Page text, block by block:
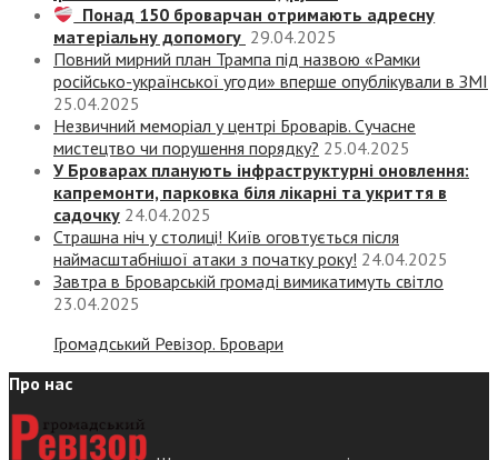
Понад 150 броварчан отримають адресну
матеріальну допомогу 29.04.2025
Повний мирний план Трампа під назвою «‎Рамки
російсько-української угоди» вперше опублікували в ЗМІ
25.04.2025
Незвичний меморіал у центрі Броварів. Сучасне
мистецтво чи порушення порядку? 25.04.2025
У Броварах планують інфраструктурні оновлення:
капремонти, парковка біля лікарні та укриття в
садочку 24.04.2025
Страшна ніч у столиці! Київ оговтується після
наймасштабнішої атаки з початку року! 24.04.2025
Завтра в Броварській громаді вимикатимуть світло
23.04.2025
Громадський Ревізор. Бровари
Про нас